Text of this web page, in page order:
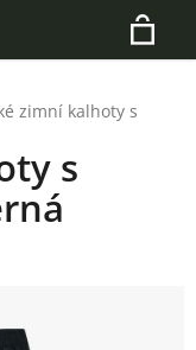
Hledat
zimní kalhoty s
s